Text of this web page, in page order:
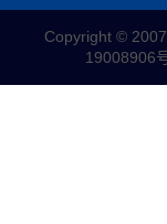
Copyright ©
19008906